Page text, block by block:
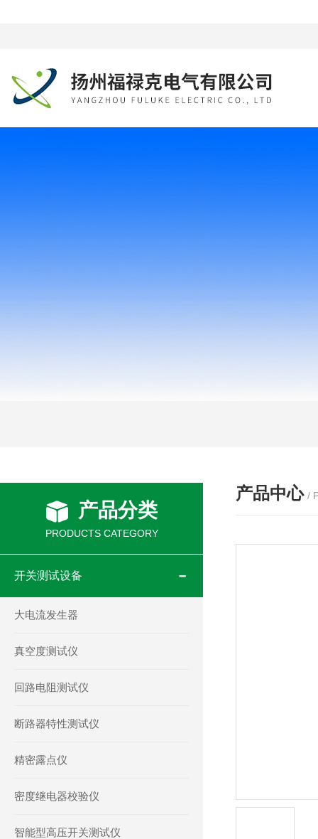
产品分类
PRODUCTS CATEGORY
开关测试设备
大电流发生器
真空度测试仪
回路电阻测试仪
断路器特性测试仪
精密露点仪
密度继电器校验仪
智能型高压开关测试仪
产品中心 /